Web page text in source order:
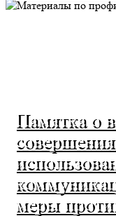
Памятка о
меры